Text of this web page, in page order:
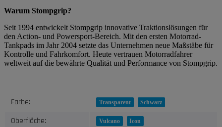
Warum Stompgrip?
Seit 1994 entwickelt Stompgrip innovative Traktionslösungen für
den Action- und Powersport-Bereich. Mit den ersten Motorrad-
Tankpads im Jahr 2004 setzte das Unternehmen neue Maßstäbe für
Kontrolle und Fahrkomfort. Heute vertrauen Motorradfahrer
weltweit auf die bewährte Qualität und Performance von Stompgrip.
Produkteigenschaft
Wert
Farbe: Transparent Schwarz
Oberfläche: Vulcano Icon